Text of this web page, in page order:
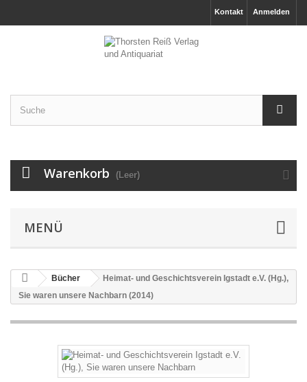
Anmelden
Kontakt
Warenkorb (Leer)
MENÜ
Bücher
Heimat- und Geschichtsverein Igstadt e.V. (Hg.),
Sie waren unsere Nachbarn (2014)